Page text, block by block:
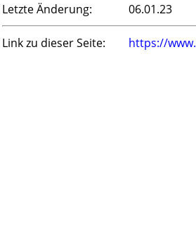
Letzte Änderung:
06.01.23
Link zu dieser Seite: https://